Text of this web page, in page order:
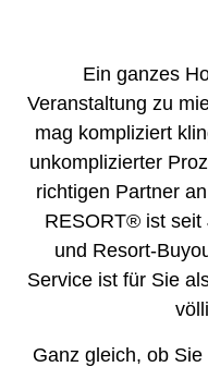
Ein ganzes
Veranstaltung zu
mag kompliziert
unkomplizierter
richtigen Partner
RESORT® ist seit
und Resort-
Service ist für Sie
Ganz gleich, ob